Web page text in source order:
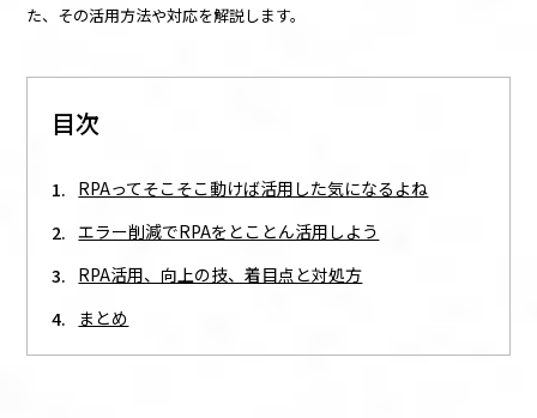
た、その活用方法や対応を解説します。
目次
RPAってそこそこ動けば活用した気になるよね
エラー削減でRPAをとことん活用しよう
RPA活用、向上の技、着目点と対処方
まとめ